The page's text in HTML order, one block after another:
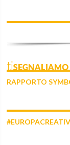
tiSEGNALIAMO
RAPPORTO